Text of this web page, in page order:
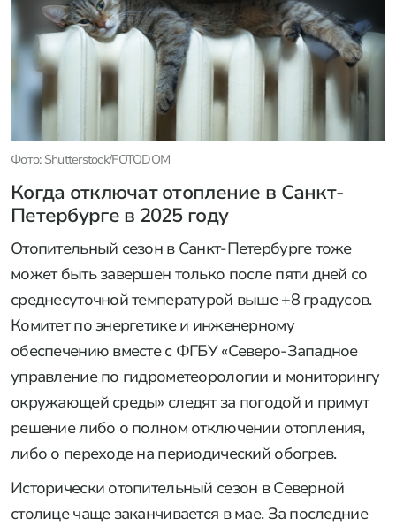
Фото: Shutterstock/FOTODOM
Когда отключат отопление в Санкт-
Петербурге в 2025 году
Отопительный сезон в Санкт-Петербурге тоже
может быть завершен только после пяти дней со
среднесуточной температурой выше +8 градусов.
Комитет по энергетике и инженерному
обеспечению вместе с ФГБУ «Северо-Западное
управление по гидрометеорологии и мониторингу
окружающей среды» следят за погодой и примут
решение либо о полном отключении отопления,
либо о переходе на периодический обогрев.
Исторически отопительный сезон в Северной
столице чаще заканчивается в мае. За последние